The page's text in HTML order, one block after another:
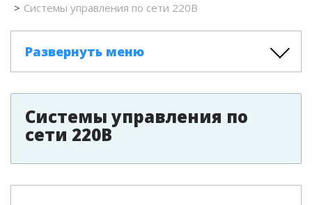
Системы управления по сети 220В
Развернуть меню
Системы управления по
сети 220В